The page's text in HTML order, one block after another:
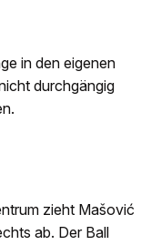
in den eigenen
durchgängig
zieht Mašović
ab. Der Ball